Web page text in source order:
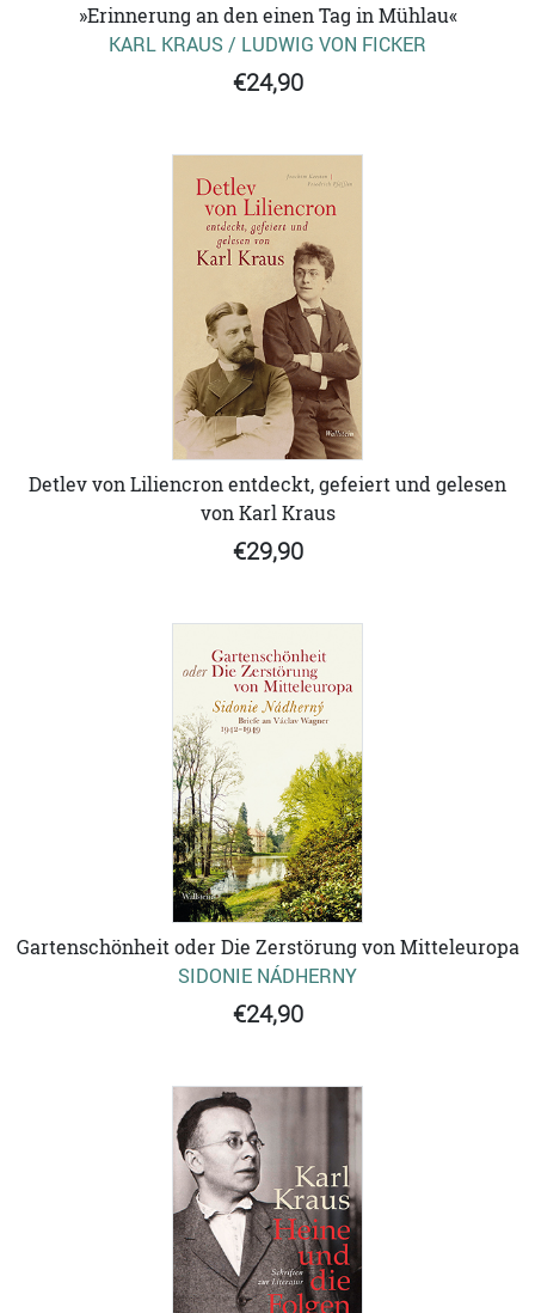
»Erinnerung an den einen Tag in Mühlau«
KARL KRAUS / LUDWIG VON FICKER
€24,90
Detlev von Liliencron entdeckt, gefeiert und gelesen
von Karl Kraus
€29,90
Gartenschönheit oder Die Zerstörung von Mitteleuropa
SIDONIE NÁDHERNY
€24,90